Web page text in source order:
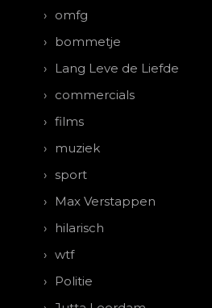
omfg
bommetje
Lang Leve de Liefde
commercials
films
muziek
sport
Max Verstappen
hilarisch
wtf
Politie